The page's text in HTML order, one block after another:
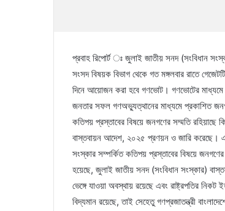
প্রবাহ রিপোর্ট ঃ জুলাই জাতীয় সনদ (সংবিধান
সংসদ বিষয়ক বিভাগ থেকে গত মঙ্গলবার রাতে
দিনে আয়োজন করা হবে গণভোট। গণভোটের মাধ্যমে
জনতার সফল গণঅভ্যুত্থানের মাধ্যমে প্রকাশিত
কতিপয় প্রস্তাবের বিষয়ে জনগণের সম্মতি
বাস্তবায়ন আদেশ, ২০২৫ প্রণয়ন ও জারি করেছে।
সংস্কার সম্পর্কিত কতিপয় প্রস্তাবের বিষয়ে
হয়েছে, জুলাই জাতীয় সনদ (সংবিধান সংস্কার)
ভেঙ্গে যাওয়া অবস্থায় রয়েছে এবং রাষ্ট্রপতির
বিদ্যমান রয়েছে, তাই সেহেতু গণপ্রজাতন্ত্রী